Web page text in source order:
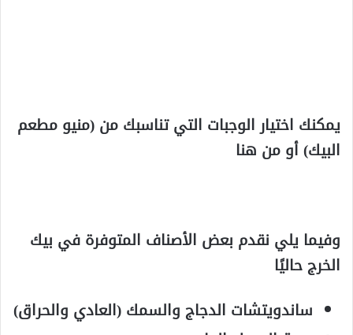
يمكنك اختيار الوجبات التي تناسبك من (منيو مطعم
البيك) أو من هنا
وفيما يلي نقدم بعض الأصناف المتوفرة في بيك
الخرج حاليًا
ساندويتشات الدجاج والسمك (العادي والحراق)